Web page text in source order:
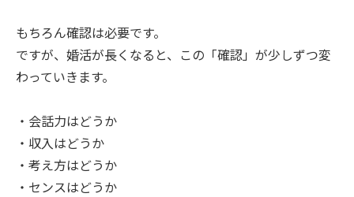
もちろん確認は必要です。
ですが、婚活が長くなると、この「確認」が少しずつ変
わっていきます。
・会話力はどうか
・収入はどうか
・考え方はどうか
・センスはどうか